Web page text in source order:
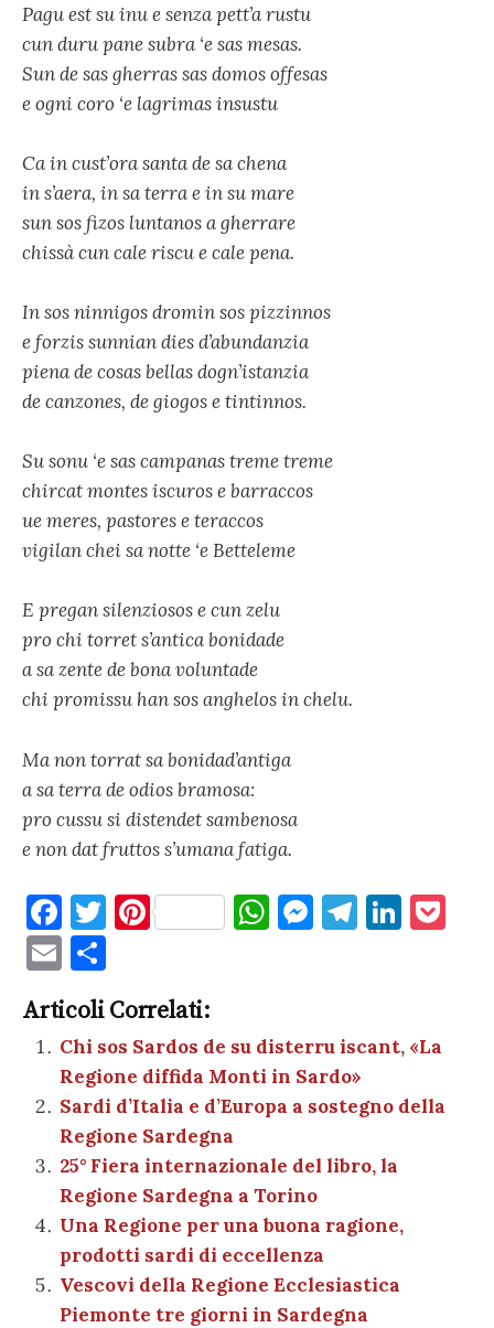
Pagu est su inu e senza pett’a rustu
cun duru pane subra ‘e sas mesas.
Sun de sas gherras sas domos offesas
e ogni coro ‘e lagrimas insustu
Ca in cust’ora santa de sa chena
in s’aera, in sa terra e in su mare
sun sos fizos luntanos a gherrare
chissà cun cale riscu e cale pena.
In sos ninnigos dromin sos pizzinnos
e forzis sunnian dies d’abundanzia
piena de cosas bellas dogn’istanzia
de canzones, de giogos e tintinnos.
Su sonu ‘e sas campanas treme treme
chircat montes iscuros e barraccos
ue meres, pastores e teraccos
vigilan chei sa notte ‘e Betteleme
E pregan silenziosos e cun zelu
pro chi torret s’antica bonidade
a sa zente de bona voluntade
chi promissu han sos anghelos in chelu.
Ma non torrat sa bonidad’antiga
a sa terra de odios bramosa:
pro cussu si distendet sambenosa
e non dat fruttos s’umana fatiga.
F
a
c
e
b
o
o
k
T
te
r
Pi
es
t
W
A
p
p
M
g
er
T
a
m
Li
dI
n
E
m
ai
l
n
di
vi
di
Articoli Correlati:
Chi sos Sardos de su disterru iscant, «La
Regione diffida Monti in Sardo»
Sardi d’Italia e d’Europa a sostegno della
Regione Sardegna
25° Fiera internazionale del libro, la
Regione Sardegna a Torino
Una Regione per una buona ragione,
prodotti sardi di eccellenza
Vescovi della Regione Ecclesiastica
Piemonte tre giorni in Sardegna